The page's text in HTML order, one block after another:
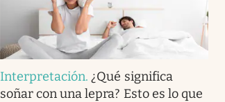
Interpretación. ¿Qué significa
soñar con una lepra? Esto es lo que